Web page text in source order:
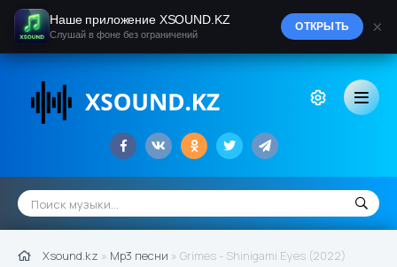
Xsound.kz » Mp3 песни » Grimes - Shinigami Eyes (2022)
Наше приложение XSOUND.KZ
Слушай в фоне без ограничений
ОТКРЫТЬ ×